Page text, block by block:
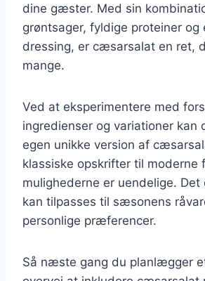
dine gæster. Med sin
grøntsager, fyldige proteiner
dressing, er cæsarsalat en ret,
mange.
Ved at eksperimentere med
ingredienser og variationer kan
egen unikke version af
klassiske opskrifter til moderne
mulighederne er uendelige. Det
kan tilpasses til sæsonens
personlige præferencer.
Så næste gang du planlægger